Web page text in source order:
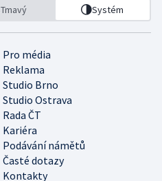
Tmavý Systém
Pro média
Reklama
Studio Brno
Studio Ostrava
Rada ČT
Kariéra
Podávání námětů
Časté dotazy
Kontakty